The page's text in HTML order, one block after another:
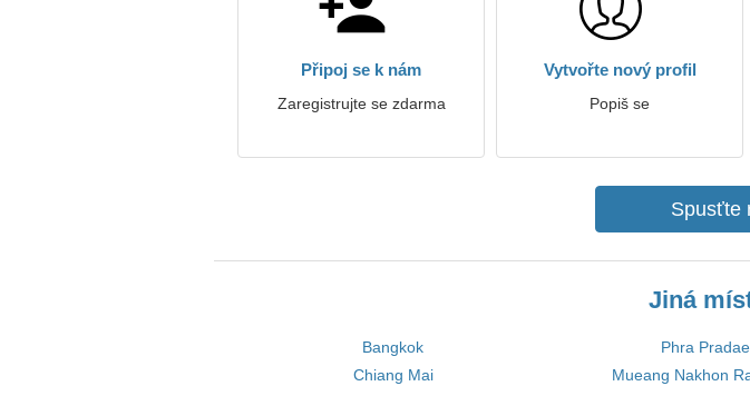
Připoj se k nám
Zaregistrujte se zdarma
Vytvořte nový profil
Popiš se
Spusťte
Jiná
Bangkok Phra
Chiang Mai
Mueang Nakhon